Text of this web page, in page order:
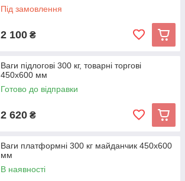
Під замовлення
2 100 ₴
Ваги підлогові 300 кг, товарні торгові
450х600 мм
Готово до відправки
2 620 ₴
Ваги платформні 300 кг майданчик 450х600
мм
В наявності